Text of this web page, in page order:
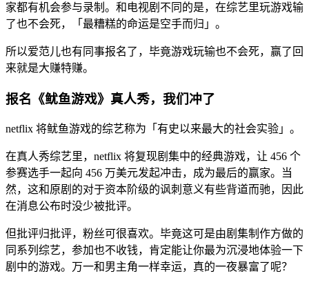
家都有机会参与录制。和电视剧不同的是，在综艺里玩游戏输
了也不会死，「最糟糕的命运是空手而归」。
所以爱范儿也有同事报名了，毕竟游戏玩输也不会死，赢了回
来就是大赚特赚。
报名《鱿鱼游戏》真人秀，我们冲了
netflix 将鱿鱼游戏的综艺称为「有史以来最大的社会实验」。
在真人秀综艺里，netflix 将复现剧集中的经典游戏，让 456 个
参赛选手一起向 456 万美元发起冲击，成为最后的赢家。当
然，这和原剧的对于资本阶级的讽刺意义有些背道而驰，因此
在消息公布时没少被批评。
但批评归批评，粉丝可很喜欢。毕竟这可是由剧集制作方做的
同系列综艺，参加也不收钱，肯定能让你最为沉浸地体验一下
剧中的游戏。万一和男主角一样幸运，真的一夜暴富了呢？